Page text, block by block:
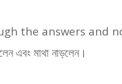
the answers and
এবং মাথা নাড়লেন।